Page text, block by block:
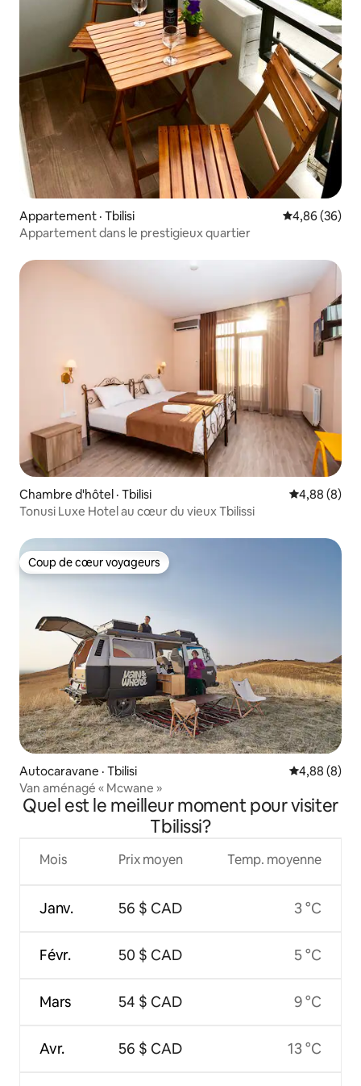
Appartement · Tbilisi Note
4,86 (36)
Appartement dans le prestigieux quartier
Chambre d'hôtel · Tbilisi Note
4,88 (8)
Tonusi Luxe Hotel au cœur du vieux Tbilissi
Coup de cœur voyageurs
Coup de cœur voyageurs
Autocaravane · Tbilisi Note
4,88 (8)
Van aménagé « Mcwane »
Quel est le meilleur moment pour visiter
Tbilissi?
Mois
Janv.
Févr.
Mars
Avr.
Prix moyen
56 $ CAD
50 $ CAD
54 $ CAD
56 $ CAD
Temp. moyenne
3 °C
5 °C
9 °C
13 °C